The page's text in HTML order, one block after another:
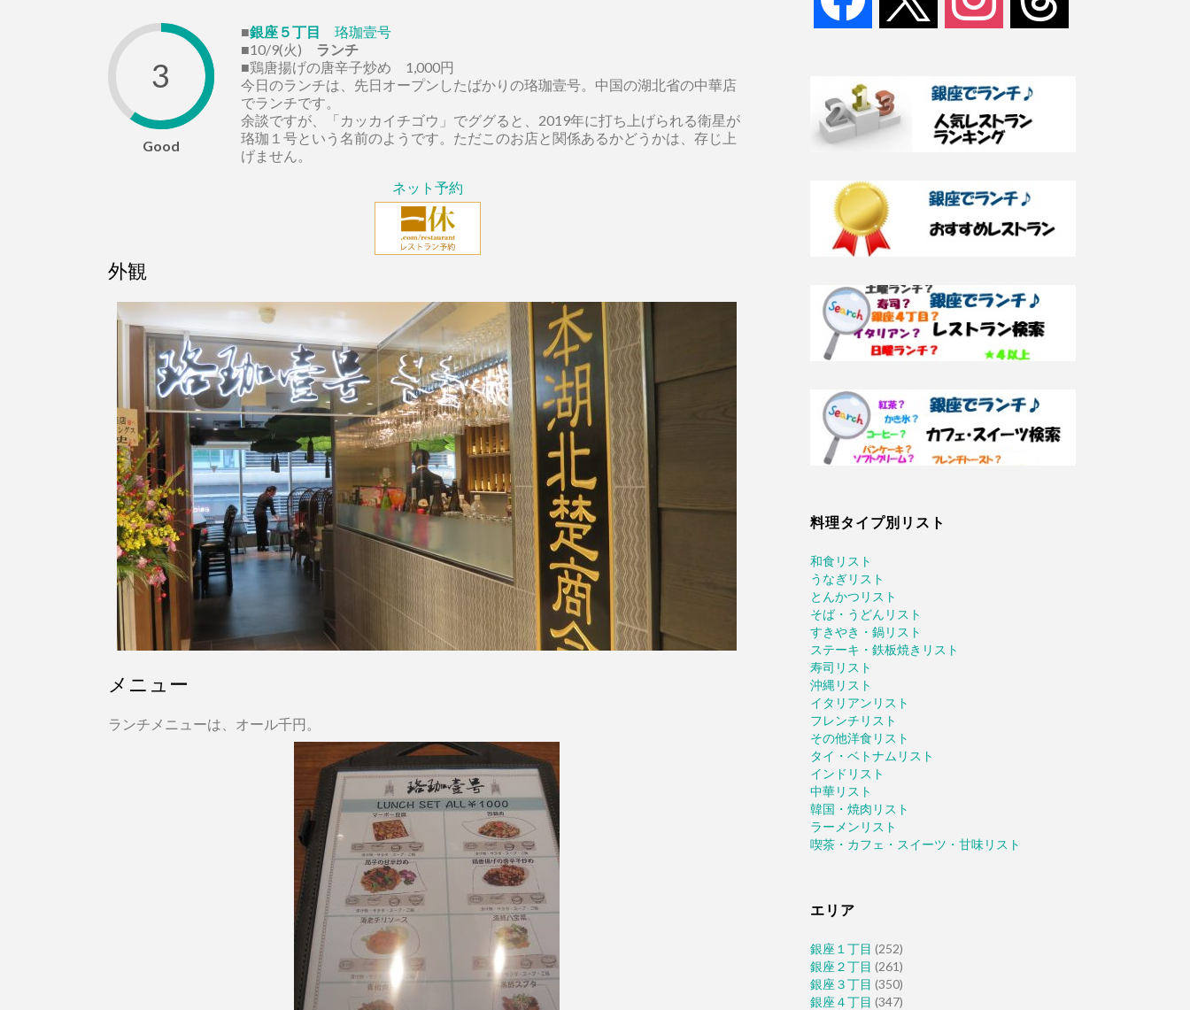
3
Good
■銀座５丁目
珞珈壹号
■10/9(火) ランチ
■鶏唐揚げの唐辛子炒め 1,000円
今日のランチは、先日オープンしたばかりの珞珈壹号。中国の湖北省の中華店
でランチです。
余談ですが、「カッカイチゴウ」でググると、2019年に打ち上げられる衛星が
珞珈１号という名前のようです。ただこのお店と関係あるかどうかは、存じ上
げません。
ネット予約
外観
メニュー
ランチメニューは、オール千円。
料理タイプ別リスト
和食リスト
うなぎリスト
とんかつリスト
そば・うどんリスト
すきやき・鍋リスト
ステーキ・鉄板焼きリスト
寿司リスト
沖縄リスト
イタリアンリスト
フレンチリスト
その他洋食リスト
タイ・ベトナムリスト
インドリスト
中華リスト
韓国・焼肉リスト
ラーメンリスト
喫茶・カフェ・スイーツ・甘味リスト
エリア
銀座１丁目 (252)
銀座２丁目 (261)
銀座３丁目 (350)
銀座４丁目 (347)